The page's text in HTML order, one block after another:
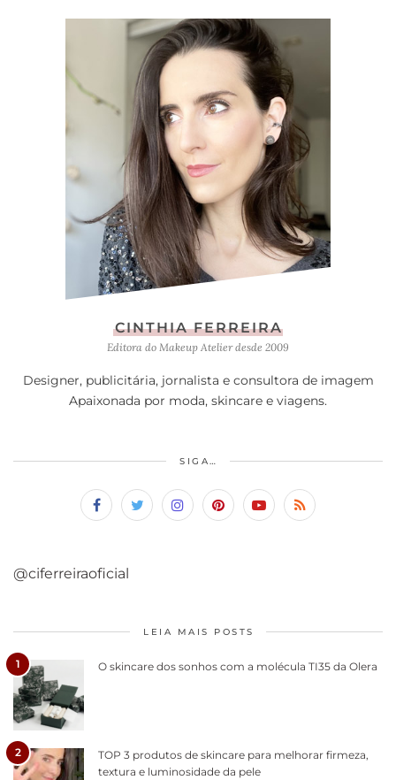
CINTHIA FERREIRA
Editora do Makeup Atelier desde 2009
Designer, publicitária, jornalista e consultora de imagem
Apaixonada por moda, skincare e viagens.
SIGA…
@ciferreiraoficial
LEIA MAIS POSTS
1 O skincare dos sonhos com a molécula TI35 da Olera
2
TOP 3 produtos de skincare para melhorar firmeza,
textura e luminosidade da pele